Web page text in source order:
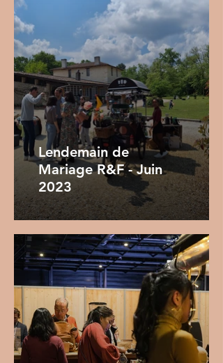
Lendemain de
Mariage R&F - Juin
2023